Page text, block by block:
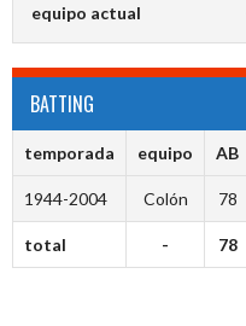
equipo actual
BATTING
temporada equipo AB
1944-2004 Colón 78
total - 78